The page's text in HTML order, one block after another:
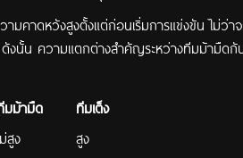
ามคาดหวังสูงตั้งแต่ก่อนเริ่มการแข่งขัน ไม่
งนั้น ความแตกต่างสำคัญระหว่างทีมม้ามืดกั
มม้ามืด
ทีมเต็ง
สูง
สูง